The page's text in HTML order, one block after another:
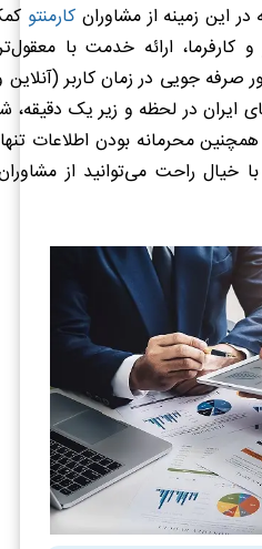
این زمینه از مشاوران کارمنتو
ارائه خدمت با
جویی در زمان کاربر (آنلاین
در لحظه و زیر یک دقیقه،
محرمانه بودن اطلاعات
خیال راحت می‌توانید از